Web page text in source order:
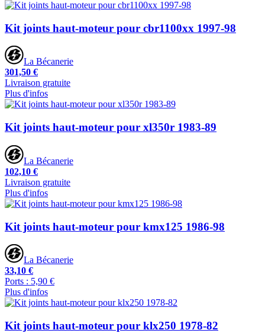
Kit joints haut-moteur pour cbr1100xx 1997-98
La Bécanerie
301,50 €
Livraison gratuite
Plus d'infos
Kit joints haut-moteur pour xl350r 1983-89
La Bécanerie
102,10 €
Livraison gratuite
Plus d'infos
Kit joints haut-moteur pour kmx125 1986-98
La Bécanerie
33,10 €
Ports : 5,90 €
Plus d'infos
Kit joints haut-moteur pour klx250 1978-82